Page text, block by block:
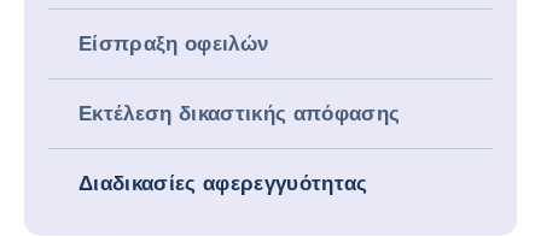
Είσπραξη οφειλών
Εκτέλεση δικαστικής απόφασης
Διαδικασίες αφερεγγυότητας